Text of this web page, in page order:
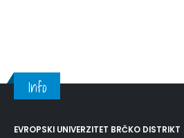
Info
EVROPSKI UNIVERZITET BRČKO DISTRIKT